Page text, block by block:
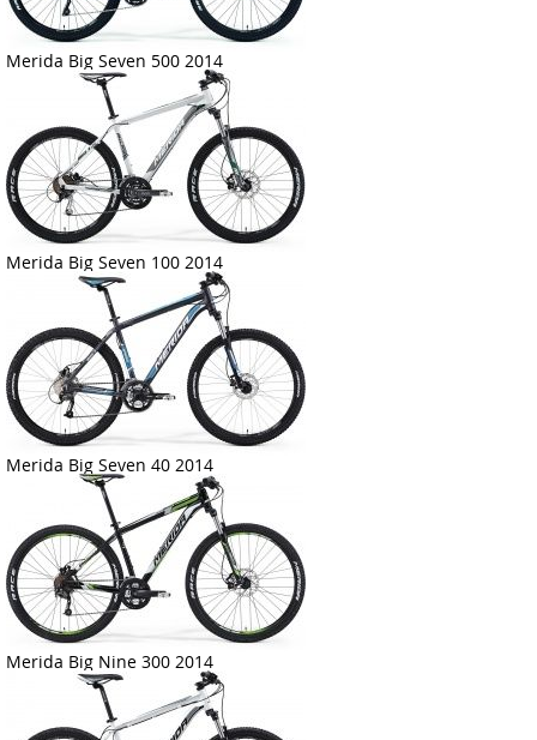
Merida Big Seven 500 2014
Merida Big Seven 100 2014
Merida Big Seven 40 2014
Merida Big Nine 300 2014